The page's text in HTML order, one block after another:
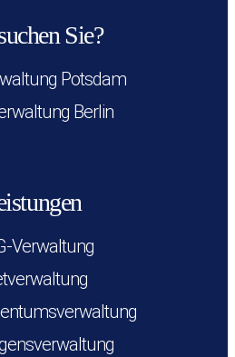
Sie?
Potsdam
Berlin
Verwaltung